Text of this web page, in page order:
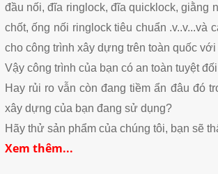
đầu nối, đĩa ringlock, đĩa quicklock, giằng
chốt, ống nối ringlock tiêu chuẩn .v..v...và
cho công trình xây dựng trên toàn quốc
Vậy công trình của bạn có an toàn tuyệt
Hay rủi ro vẫn còn đang tiềm ẩn đâu đó
xây dựng của bạn đang sử dụng?
Hãy thử sản phẩm của chúng tôi, bạn sẽ
Xem thêm...